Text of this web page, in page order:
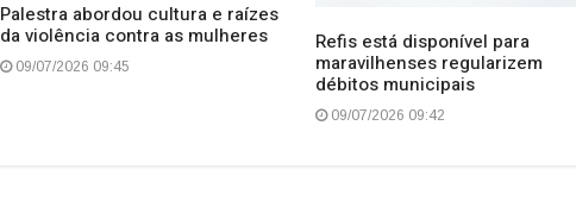
Palestra abordou cultura e raízes
da violência contra as mulheres
09/07/2026 09:45
Refis está disponível para
maravilhenses regularizem
débitos municipais
09/07/2026 09:42